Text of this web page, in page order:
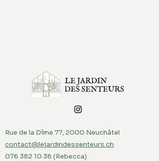
Rue de la Dîme 77, 2000 Neuchâtel
contact@lejardindessenteurs.ch
076 382 10 38 (Rebecca)